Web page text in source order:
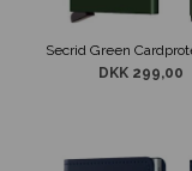
DKK 299,00